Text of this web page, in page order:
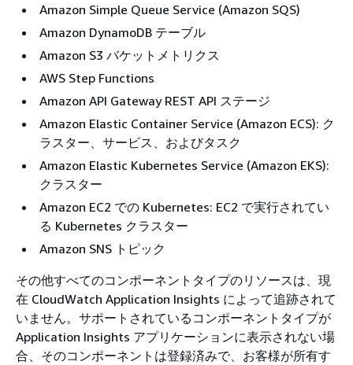
Amazon Simple Queue Service (Amazon SQS)
Amazon DynamoDB テーブル
Amazon S3 バケットメトリクス
AWS Step Functions
Amazon API Gateway REST API ステージ
Amazon Elastic Container Service (Amazon ECS): ク
ラスター、サービス、およびタスク
Amazon Elastic Kubernetes Service (Amazon EKS):
クラスター
Amazon EC2 での Kubernetes: EC2 で実行されてい
る Kubernetes クラスター
Amazon SNS トピック
その他すべてのコンポーネントタイプのリソースは、現
在 CloudWatch Application Insights によって追跡されて
いません。サポートされているコンポーネントタイプが
Application Insights アプリケーションに表示されない場
合、そのコンポーネントは登録済みで、お客様が所有す